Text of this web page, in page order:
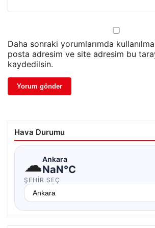
Daha sonraki yorumlarımda
posta adresim ve site adresim bu
kaydedilsin.
Hava Durumu
☁Ankara
NaN°C
ŞEHIR SEÇ